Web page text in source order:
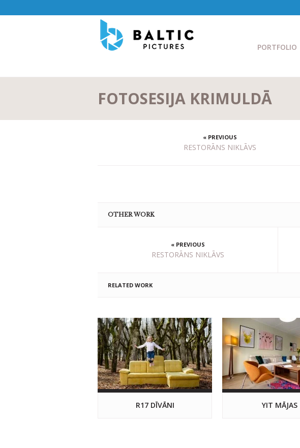
PORTFOLIO
FOTOSESIJA KRIMULDĀ
« PREVIOUS
RESTORĀNS NIKLĀVS
OTHER WORK
« PREVIOUS
RESTORĀNS NIKLĀVS
RELATED WORK
R17 DĪVĀNI YIT MĀJAS